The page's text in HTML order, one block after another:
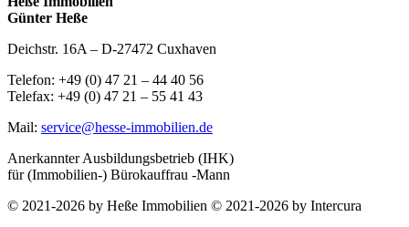
Günter Heße
Deichstr. 16A – D-27472 Cuxhaven
Telefon: +49 (0) 47 21 – 44 40 56
Telefax: +49 (0) 47 21 – 55 41 43
Mail: service@hesse-immobilien.de
Anerkannter Ausbildungsbetrieb (IHK)
für (Immobilien-) Bürokauffrau -Mann
© 2021-2026 by Heße Immobilien © 2021-2026 by Intercura